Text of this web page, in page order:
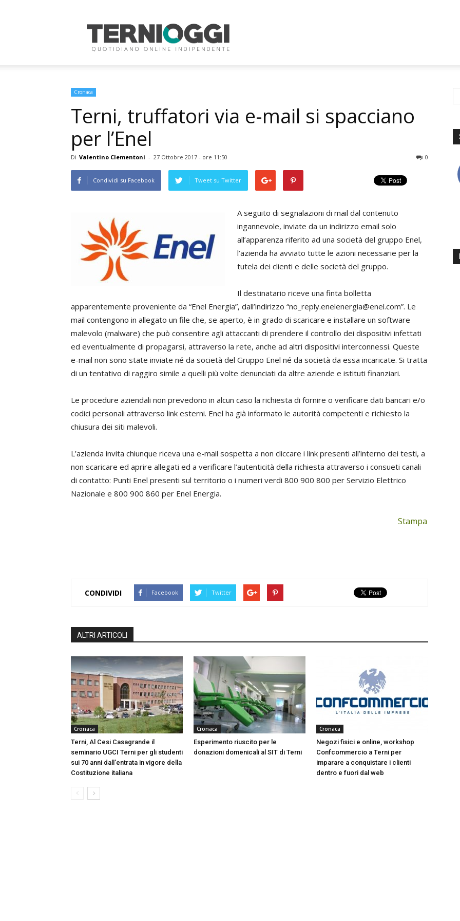
Oggi
Cronaca
Terni, truffatori via e-mail si spacciano
per l’Enel
Di Valentino Clementoni - 27 Ottobre 2017 - ore 11:50 0
Condividi su Facebook Tweet su Twitter
A seguito di segnalazioni di mail dal contenuto
ingannevole, inviate da un indirizzo email solo
all’apparenza riferito ad una società del gruppo Enel,
l’azienda ha avviato tutte le azioni necessarie per la
tutela dei clienti e delle società del gruppo.
Il destinatario riceve una finta bolletta
apparentemente proveniente da “Enel Energia”, dall’indirizzo “no_reply.enelenergia@enel.com”. Le
mail contengono in allegato un file che, se aperto, è in grado di scaricare e installare un software
malevolo (malware) che può consentire agli attaccanti di prendere il controllo dei dispositivi infettati
ed eventualmente di propagarsi, attraverso la rete, anche ad altri dispositivi interconnessi. Queste
e-mail non sono state inviate né da società del Gruppo Enel né da società da essa incaricate. Si tratta
di un tentativo di raggiro simile a quelli più volte denunciati da altre aziende e istituti finanziari.
Le procedure aziendali non prevedono in alcun caso la richiesta di fornire o verificare dati bancari e/o
codici personali attraverso link esterni. Enel ha già informato le autorità competenti e richiesto la
chiusura dei siti malevoli.
L’azienda invita chiunque riceva una e-mail sospetta a non cliccare i link presenti all’interno dei testi, a
non scaricare ed aprire allegati ed a verificare l’autenticità della richiesta attraverso i consueti canali
di contatto: Punti Enel presenti sul territorio o i numeri verdi 800 900 800 per Servizio Elettrico
Nazionale e 800 900 860 per Enel Energia.
Stampa
CONDIVIDI Facebook Twitter
ALTRI ARTICOLI
Cronaca
Terni, Al Cesi Casagrande il
seminario UGCI Terni per gli studenti
sui 70 anni dall’entrata in vigore della
Costituzione italiana
Cronaca
Esperimento riuscito per le
donazioni domenicali al SIT di Terni
Cronaca
Negozi fisici e online, workshop
Confcommercio a Terni per
imparare a conquistare i clienti
dentro e fuori dal web